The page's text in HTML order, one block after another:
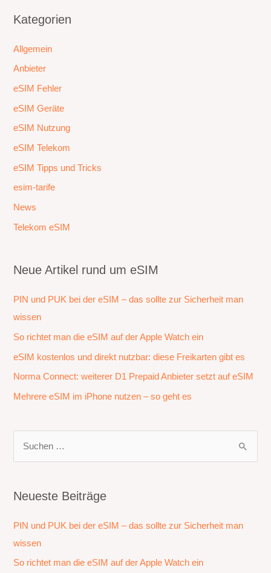
Kategorien
Allgemein
Anbieter
eSIM Fehler
eSIM Geräte
eSIM Nutzung
eSIM Telekom
eSIM Tipps und Tricks
esim-tarife
News
Telekom eSIM
Neue Artikel rund um eSIM
PIN und PUK bei der eSIM – das sollte zur Sicherheit man
wissen
So richtet man die eSIM auf der Apple Watch ein
eSIM kostenlos und direkt nutzbar: diese Freikarten gibt es
Norma Connect: weiterer D1 Prepaid Anbieter setzt auf eSIM
Mehrere eSIM im iPhone nutzen – so geht es
h
n
n
a
Neueste Beiträge
PIN und PUK bei der eSIM – das sollte zur Sicherheit man
wissen
So richtet man die eSIM auf der Apple Watch ein